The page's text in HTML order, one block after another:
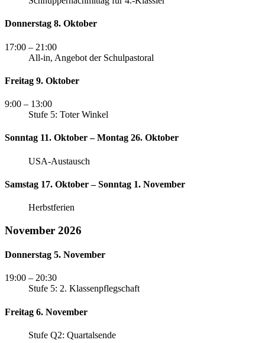
Donnerstag 8. Oktober
17:00 – 21:00
All-in, Angebot der Schulpastoral
Freitag 9. Oktober
9:00 – 13:00
Stufe 5: Toter Winkel
Sonntag 11. Oktober – Montag 26. Oktober
USA-Austausch
Samstag 17. Oktober – Sonntag 1. November
Herbstferien
November 2026
Donnerstag 5. November
19:00 – 20:30
Stufe 5: 2. Klassenpflegschaft
Freitag 6. November
Stufe Q2: Quartalsende